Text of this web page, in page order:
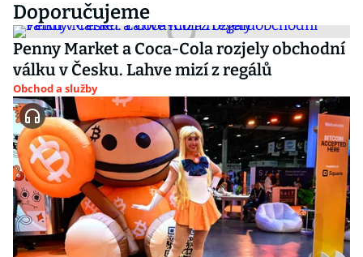
Doporučujeme
Penny Market a Coca-Cola rozjely obchodní
válku v Česku. Lahve mizí z regálů
Obchod a služby